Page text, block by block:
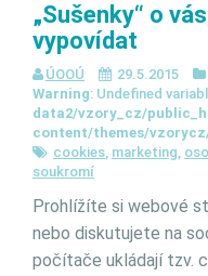
„Sušenky“ o
vypovídat
ÚOOÚ 29.5.2015
Warning: Undefined
data2/vzory_cz/
content/themes/
cookies, marketing,
soukromí
Prohlížíte si webové
nebo diskutujete na
počítače ukládají tzv.